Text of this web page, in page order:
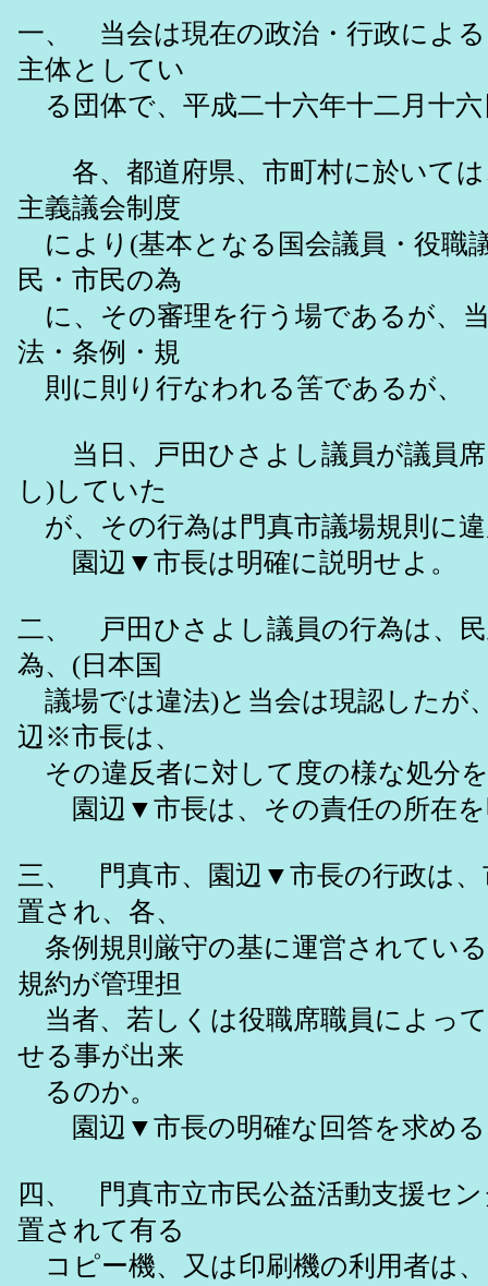
一、 当会は現在の政治・行政によ
主体としてい
る団体で、平成二十六年十二月十
各、都道府県、市町村に於いては
主義議会制度
により(基本となる国会議員・役職
民・市民の為
に、その審理を行う場であるが、
法・条例・規
則に則り行なわれる筈であるが、
当日、戸田ひさよし議員が議員席
し)していた
が、その行為は門真市議場規則に
園辺▼市長は明確に説明せよ。
二、 戸田ひさよし議員の行為は、
為、(日本国
議場では違法)と当会は現認したが
辺※市長は、
その違反者に対して度の様な処分
園辺▼市長は、その責任の所在を
三、 門真市、園辺▼市長の行政は、
置され、各、
条例規則厳守の基に運営されてい
規約が管理担
当者、若しくは役職席職員によっ
せる事が出来
るのか。
園辺▼市長の明確な回答を求める
四、 門真市立市民公益活動支援セ
置されて有る
コピー機、又は印刷機の利用者は、